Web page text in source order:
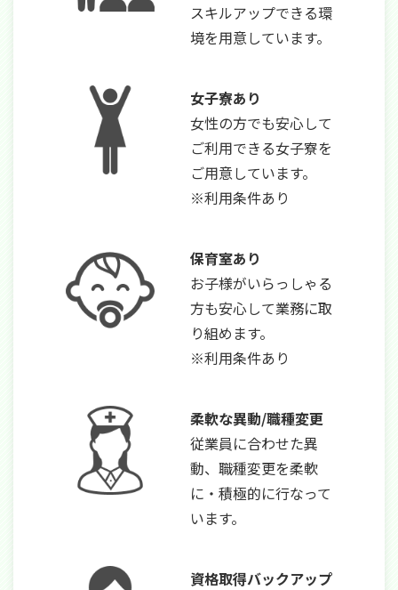
スキルアップできる環
境を用意しています。
女子寮あり
女性の方でも安心して
ご利用できる女子寮を
ご用意しています。
※利用条件あり
保育室あり
お子様がいらっしゃる
方も安心して業務に取
り組めます。
※利用条件あり
柔軟な異動/職種変更
従業員に合わせた異
動、職種変更を柔軟
に・積極的に行なって
います。
資格取得バックアップ